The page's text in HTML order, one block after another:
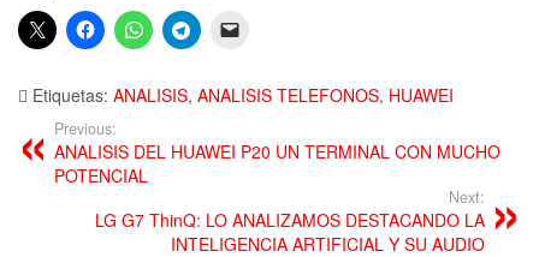
Etiquetas: ANALISIS, ANALISIS TELEFONOS, HUAWEI
Previous:
ANALISIS DEL HUAWEI P20 UN TERMINAL CON MUCHO
POTENCIAL
Next:
LG G7 ThinQ: LO ANALIZAMOS DESTACANDO LA
INTELIGENCIA ARTIFICIAL Y SU AUDIO